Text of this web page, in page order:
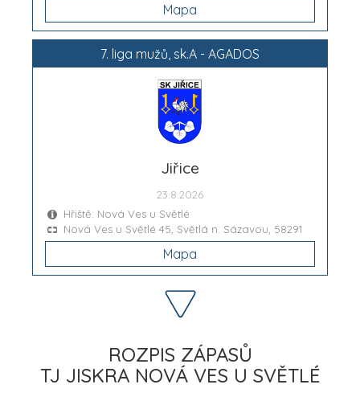
Mapa
7. liga mužů, sk.A - AGADOS
Jiřice
23.8.2026
Hřiště: Nová Ves u Světlé
Nová Ves u Světlé 45, Světlá n. Sázavou, 58291
Mapa
ROZPIS ZÁPASŮ
TJ JISKRA NOVÁ VES U SVĚTLÉ